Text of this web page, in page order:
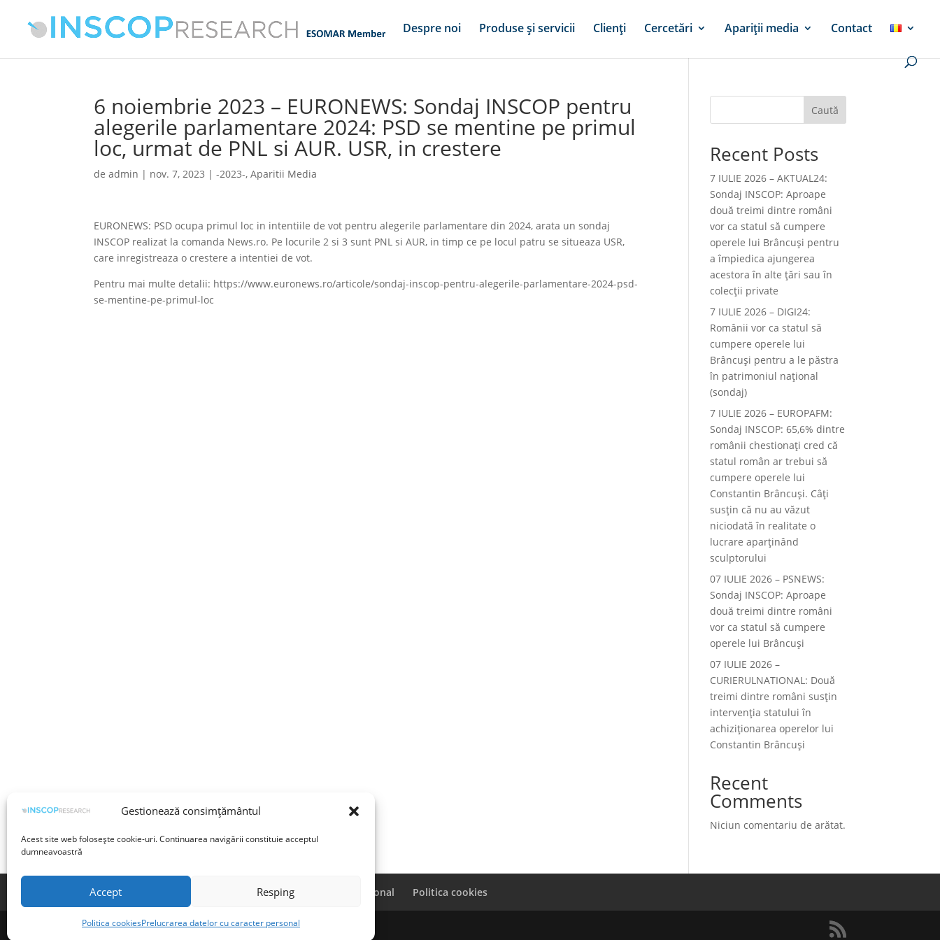
Gestionează consimțământul
Acest site web folosește cookie-uri. Continuarea navigării constituie acceptul
dumneavoastră
Accept Resping
Politica cookiesPrelucrarea datelor cu caracter personal
Despre noi Produse și servicii Clienți Cercetări Apariții media Contact
6 noiembrie 2023 – EURONEWS: Sondaj INSCOP pentru
alegerile parlamentare 2024: PSD se mentine pe primul
loc, urmat de PNL si AUR. USR, in crestere
deadmin | nov. 7, 2023 |-2023-,Aparitii Media
EURONEWS: PSD ocupa primul loc in intentiile de vot pentru alegerile parlamentare din 2024, arata un sondaj
INSCOP realizat la comanda News.ro. Pe locurile 2 si 3 sunt PNL si AUR, in timp ce pe locul patru se situeaza USR,
care inregistreaza o crestere a intentiei de vot.
Pentru mai multe detalii: https://www.euronews.ro/articole/sondaj-inscop-pentru-alegerile-parlamentare-2024-psd-
se-mentine-pe-primul-loc
Caută
Recent Posts
7 IULIE 2026 – AKTUAL24:
Sondaj INSCOP: Aproape
două treimi dintre români
vor ca statul să cumpere
operele lui Brâncuşi pentru
a împiedica ajungerea
acestora în alte ţări sau în
colecţii private
7 IULIE 2026 – DIGI24:
Românii vor ca statul să
cumpere operele lui
Brâncuși pentru a le păstra
în patrimoniul național
(sondaj)
7 IULIE 2026 – EUROPAFM:
Sondaj INSCOP: 65,6% dintre
românii chestionați cred că
statul român ar trebui să
cumpere operele lui
Constantin Brâncuși. Câți
susțin că nu au văzut
niciodată în realitate o
lucrare aparținând
sculptorului
07 IULIE 2026 – PSNEWS:
Sondaj INSCOP: Aproape
două treimi dintre români
vor ca statul să cumpere
operele lui Brâncuși
07 IULIE 2026 –
CURIERULNATIONAL: Două
treimi dintre români susțin
intervenția statului în
achiziționarea operelor lui
Constantin Brâncuși
Recent
Comments
Niciun comentariu de arătat.
Termeni și condiții Prelucrarea datelor cu caracter personal Politica cookies
©INSCOP Research